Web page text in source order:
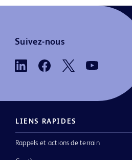
Suivez-nous
LIENS RAPIDES
Rappels et actions de terrain